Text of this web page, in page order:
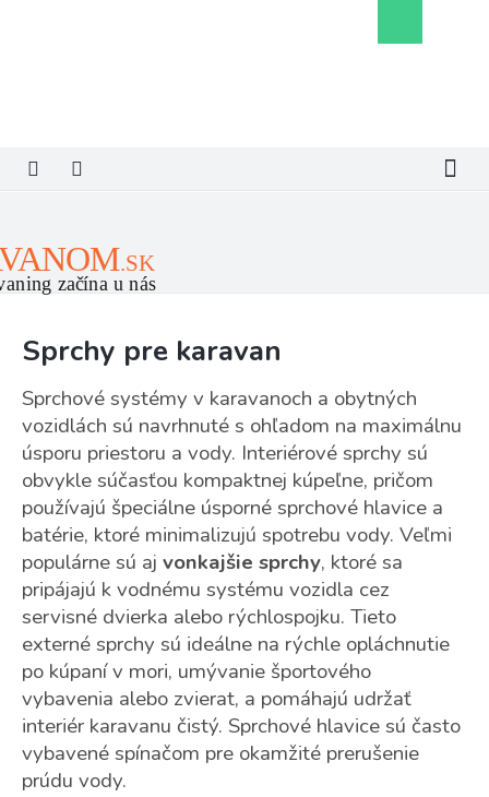
košík
Sprchy pre karavan
Sprchové systémy v karavanoch a obytných
vozidlách sú navrhnuté s ohľadom na maximálnu
úsporu priestoru a vody. Interiérové sprchy sú
obvykle súčasťou kompaktnej kúpeľne, pričom
používajú špeciálne úsporné sprchové hlavice a
batérie, ktoré minimalizujú spotrebu vody. Veľmi
populárne sú aj vonkajšie sprchy, ktoré sa
pripájajú k vodnému systému vozidla cez
servisné dvierka alebo rýchlospojku. Tieto
externé sprchy sú ideálne na rýchle opláchnutie
po kúpaní v mori, umývanie športového
vybavenia alebo zvierat, a pomáhajú udržať
interiér karavanu čistý. Sprchové hlavice sú často
vybavené spínačom pre okamžité prerušenie
prúdu vody.